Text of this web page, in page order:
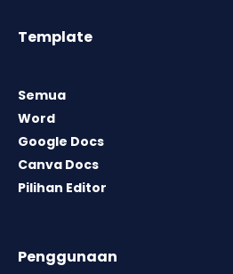
Template
Semua
Word
Google Docs
Canva Docs
Pilihan Editor
Penggunaan